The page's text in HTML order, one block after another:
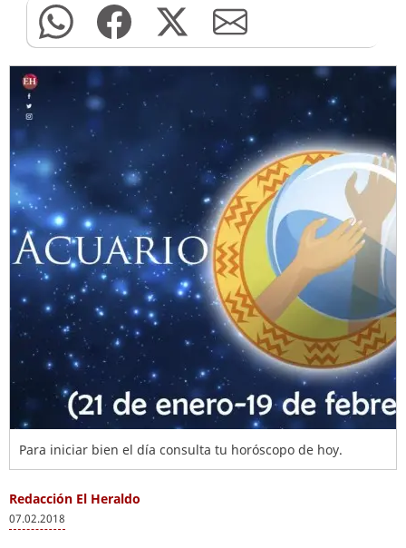
Para iniciar bien el día consulta tu horóscopo de hoy.
Redacción El Heraldo
07.02.2018